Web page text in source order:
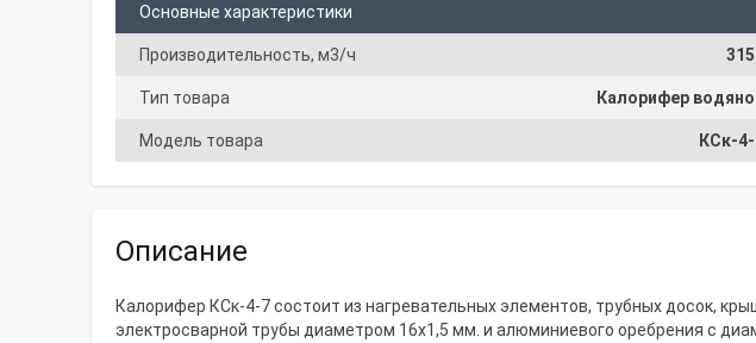
Основные характеристики
Производительность, м3/ч
Тип товара Калорифер
Модель товара КСк-
Описание
Калорифер КСк-4-7 состоит из нагревательных элементов, трубных досок,
электросварной трубы диаметром 16x1,5 мм. и алюминиевого оребрения с